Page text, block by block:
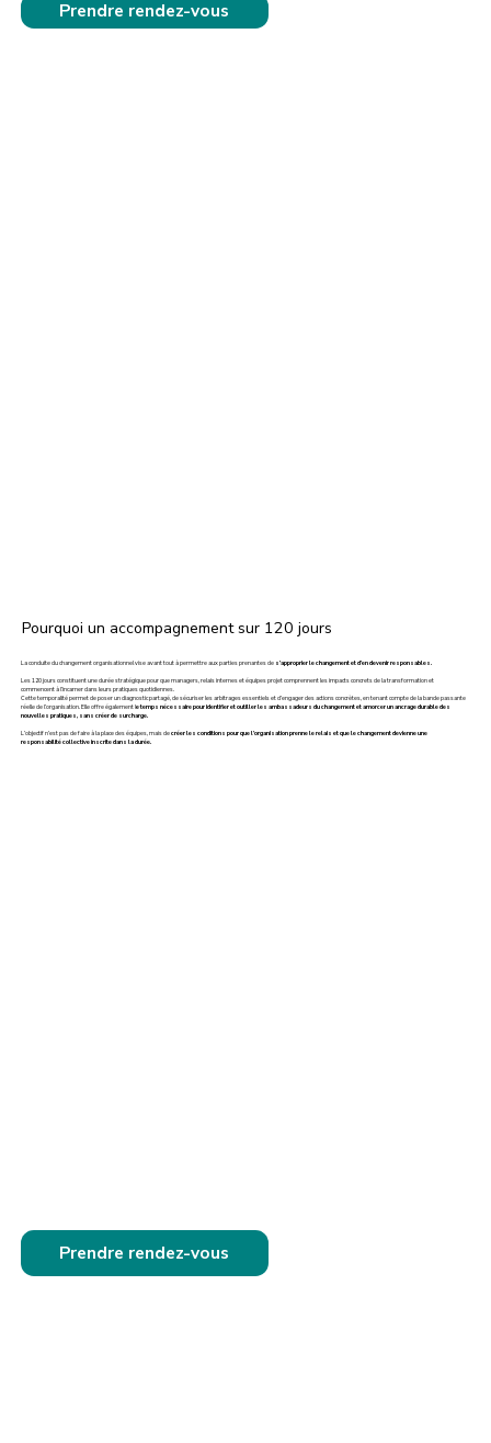
Prendre rendez-vous
Prendre rendez-vous
Pourquoi un accompagnement sur 120 jours
La conduite du changement organisationnel vise avant tout à permettre aux parties prenantes de s’approprier le changement et d’en devenir responsables.
Les 120 jours constituent une durée stratégique pour que managers, relais internes et équipes projet comprennent les impacts concrets de la transformation et
commencent à l’incarner dans leurs pratiques quotidiennes.
Cette temporalité permet de poser un diagnostic partagé, de sécuriser les arbitrages essentiels et d’engager des actions concrètes, en tenant compte de la bande passante
réelle de l’organisation. Elle offre également le temps nécessaire pour identifier et outiller les ambassadeurs du changement et amorcer un ancrage durable des
nouvelles pratiques, sans créer de surcharge.
L’objectif n’est pas de faire à la place des équipes, mais decréer les conditions pour que l’organisation prenne le relais et que le changement devienne une
responsabilité collective inscrite dans la durée.